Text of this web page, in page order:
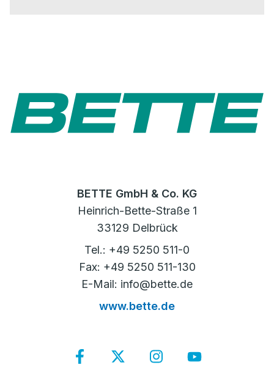
BETTE GmbH & Co. KG
Heinrich-Bette-Straße 1
33129 Delbrück
Tel.: +49 5250 511-0
Fax: +49 5250 511-130
E-Mail: info@bette.de
www.bette.de